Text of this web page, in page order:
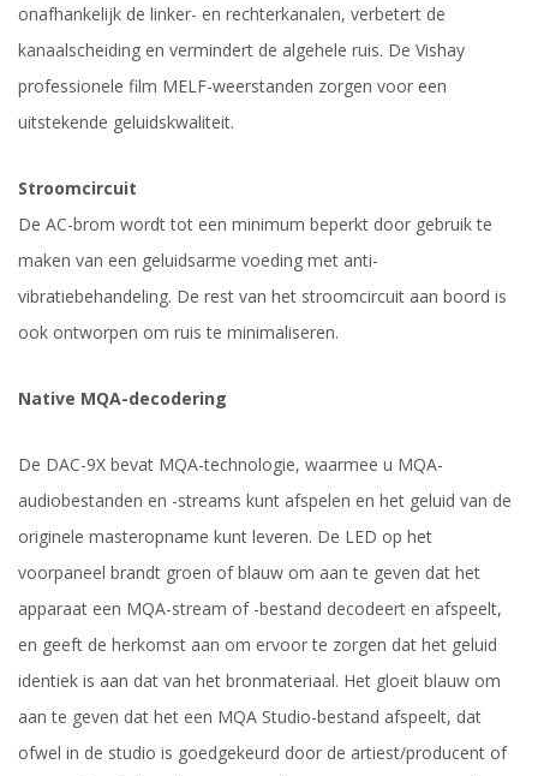
onafhankelijk de linker- en rechterkanalen, verbetert de
kanaalscheiding en vermindert de algehele ruis. De Vishay
professionele film MELF-weerstanden zorgen voor een
uitstekende geluidskwaliteit.
Stroomcircuit
De AC-brom wordt tot een minimum beperkt door gebruik te
maken van een geluidsarme voeding met anti-
vibratiebehandeling. De rest van het stroomcircuit aan boord is
ook ontworpen om ruis te minimaliseren.
Native MQA-decodering
De DAC-9X bevat MQA-technologie, waarmee u MQA-
audiobestanden en -streams kunt afspelen en het geluid van de
originele masteropname kunt leveren. De LED op het
voorpaneel brandt groen of blauw om aan te geven dat het
apparaat een MQA-stream of -bestand decodeert en afspeelt,
en geeft de herkomst aan om ervoor te zorgen dat het geluid
identiek is aan dat van het bronmateriaal. Het gloeit blauw om
aan te geven dat het een MQA Studio-bestand afspeelt, dat
ofwel in de studio is goedgekeurd door de artiest/producent of